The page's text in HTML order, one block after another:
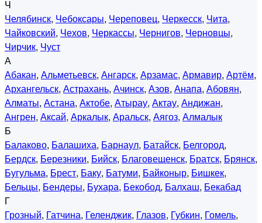
Ч
Челябинск, Чебоксары, Череповец, Черкесск, Чита,
Чайковский, Чехов, Черкассы, Чернигов, Черновцы,
Чирчик, Чуст
А
Абакан, Альметьевск, Ангарск, Арзамас, Армавир, Артём,
Архангельск, Астрахань, Ачинск, Азов, Анапа, Абовян,
Алматы, Астана, Актобе, Атырау, Актау, Андижан,
Ангрен, Аксай, Аркалык, Аральск, Аягоз, Алмалык
Б
Балаково, Балашиха, Барнаул, Батайск, Белгород,
Бердск, Березники, Бийск, Благовещенск, Братск, Брянск,
Бугульма, Брест, Баку, Батуми, Байконыр, Бишкек,
Бельцы, Бендеры, Бухара, Бекобод, Балхаш, Бекабад
Г
Грозный, Гатчина, Геленджик, Глазов, Губкин, Гомель,